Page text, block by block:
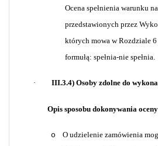
Ocena spełnienia warunku
przedstawionych przez
których mowa w Rozdziale
formułą: spełnia-nie spełnia.
· III.3.4) Osoby zdolne do
Opis sposobu dokonywania
o
O udzielenie zamówienia